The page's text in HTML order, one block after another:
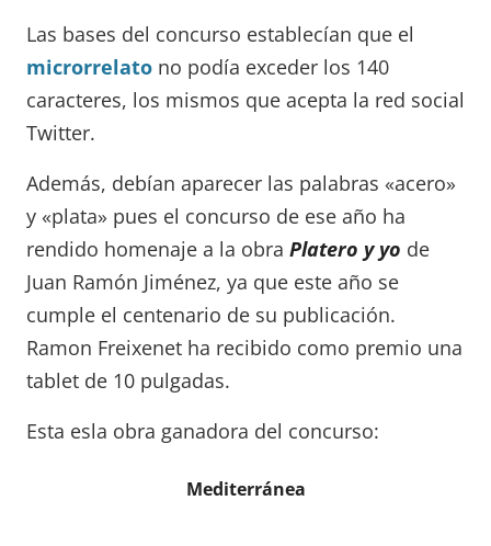
Las bases del concurso establecían que el
microrrelato no podía exceder los 140
caracteres, los mismos que acepta la red social
Twitter.
Además, debían aparecer las palabras «acero»
y «plata» pues el concurso de ese año ha
rendido homenaje a la obra Platero y yo de
Juan Ramón Jiménez, ya que este año se
cumple el centenario de su publicación.
Ramon Freixenet ha recibido como premio una
tablet de 10 pulgadas.
Esta esla obra ganadora del concurso:
Mediterránea